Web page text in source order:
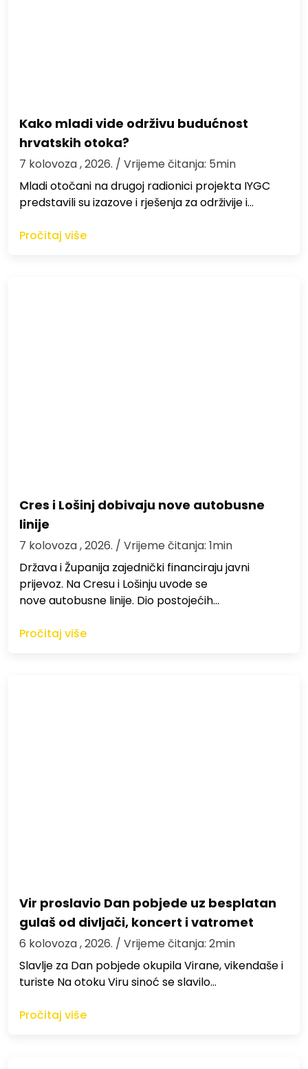
Kako mladi vide održivu budućnost
hrvatskih otoka?
7 kolovoza , 2026. / Vrijeme čitanja: 5min
Mladi otočani na drugoj radionici projekta IYGC
predstavili su izazove i rješenja za održivije i…
Pročitaj više
Cres i Lošinj dobivaju nove autobusne
linije
7 kolovoza , 2026. / Vrijeme čitanja: 1min
Država i Županija zajednički financiraju javni
prijevoz. Na Cresu i Lošinju uvode se
nove autobusne linije. Dio postojećih…
Pročitaj više
Vir proslavio Dan pobjede uz besplatan
gulaš od divljači, koncert i vatromet
6 kolovoza , 2026. / Vrijeme čitanja: 2min
Slavlje za Dan pobjede okupila Virane, vikendaše i
turiste Na otoku Viru sinoć se slavilo…
Pročitaj više